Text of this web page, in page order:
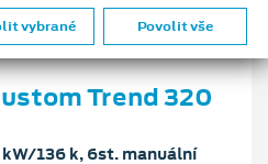
Trend 320
136 k, 6st. manuální
vybrané Povolit vše